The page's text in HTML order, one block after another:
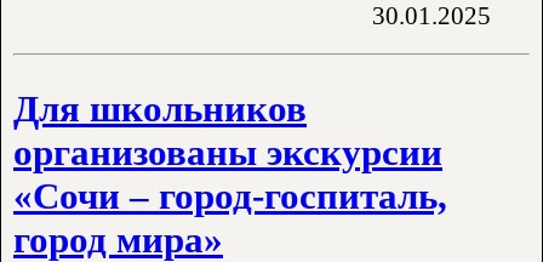
30.01.2025
Для школьников
организованы экскурсии
«Сочи – город-госпиталь,
город мира»